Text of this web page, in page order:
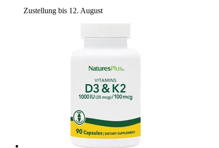
Zustellung bis 12. August